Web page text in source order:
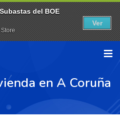
en A Coruña
del BOE
Ver